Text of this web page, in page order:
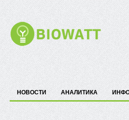
НОВОСТИ АНАЛИТИКА